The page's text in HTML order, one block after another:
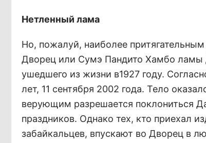
Нетленный лама
Но, пожалуй, наиболее
Дворец или Сумэ Пандито Хамбо
ушедшего из жизни в1927 году.
лет, 11 сентября 2002 года. Тело
верующим разрешается поклониться
праздников. Однако тех, кто приехал
забайкальцев, впускают во Дворец в